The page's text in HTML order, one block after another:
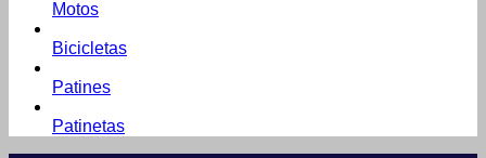
Motos
Bicicletas
Patines
Patinetas